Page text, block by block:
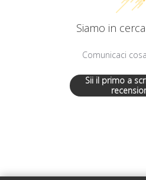
Siamo in
Comunicaci
Sii il primo a